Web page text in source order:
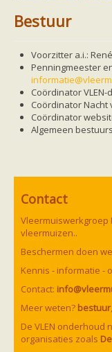
Groningen
Limburg
Noord-
Noord-
Overijssel
Utrecht
Zeeland
Zuid-
Meedoen
Jeugd
Ik wil graag
Bestuur
Voorzitter a.i.:
Penningmeester
Coördinator VLEN-
Coördinator Nacht
Coördinator
Algemeen
Contact
Vleermuiswerkgroep
vleermuizen..
Beschermen doen
Kennis - informatie -
Contact:
Meer weten? bestuur,
De VLEN
organisaties zoals